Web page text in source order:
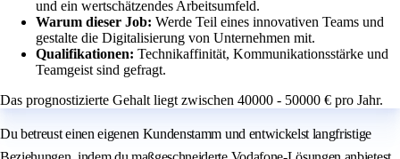
und ein wertschätzendes Arbeitsumfeld.
Warum dieser Job: Werde Teil eines innovativen Teams und
gestalte die Digitalisierung von Unternehmen mit.
Qualifikationen: Technikaffinität, Kommunikationsstärke und
Teamgeist sind gefragt.
Das prognostizierte Gehalt liegt zwischen 40000 - 50000 € pro Jahr.
Du betreust einen eigenen Kundenstamm und entwickelst langfristige